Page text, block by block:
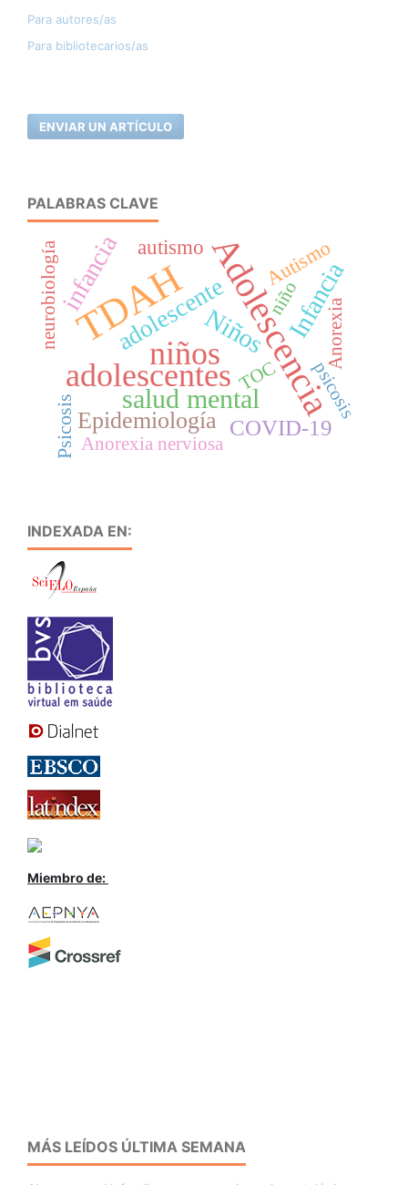
Para autores/as
Para bibliotecarios/as
ENVIAR UN ARTÍCULO
PALABRAS CLAVE
TDAHAdolescencia
niños
adolescentes
salud mental
Infancia
Niños
infanciaadolescente
Epidemiología COVID-19
autismo Autismo
Psicosis
TOC psicosis
neurobiología Anorexia
niño
Anorexia nerviosa
INDEXADA EN:
Miembro de:
MÁS LEÍDOS ÚLTIMA SEMANA